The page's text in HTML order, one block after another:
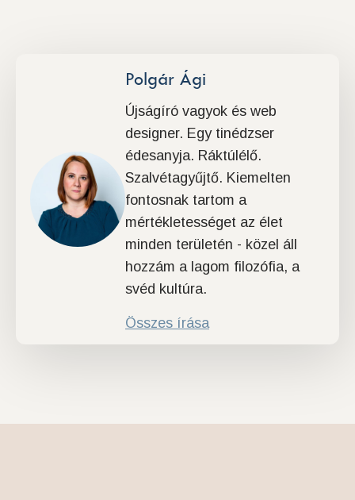
Polgár Ági
Újságíró vagyok és web
designer. Egy tinédzser
édesanyja. Ráktúlélő.
Szalvétagyűjtő. Kiemelten
fontosnak tartom a
mértékletességet az élet
minden területén - közel áll
hozzám a lagom filozófia, a
svéd kultúra.
Összes írása